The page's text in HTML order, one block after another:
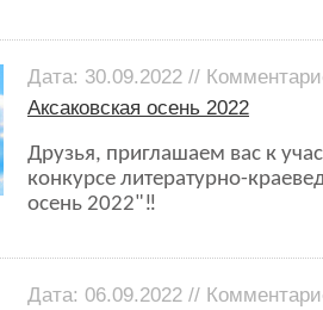
Дата: 30.09.2022 //
Аксаковская осень 2022
Друзья, приглашаем вас к
конкурсе литературно-
осень 2022"‼
Дата: 06.09.2022 //